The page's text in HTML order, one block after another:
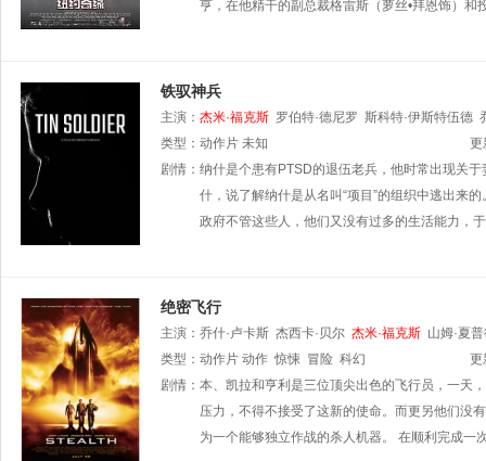
亨，在他精干的副总裁格雷斯（萝丝•拜恩饰）
铁驭神兵
主演： 杰米·福克斯 罗伯特·德尼罗 斯科特·伊斯特伍德
梅森 阿莱格拉·勒吉萨莫 森·塞姆斯
类型： 动作片 未知
更
剧情： 纳什是个患有PTSD的退伍老兵，他时常出现关
什，说了解纳什是从名叫“项目”的组织中逃出来
政府不管这些人，他们又没有过多的生活能力，
绝密飞行
主演： 乔什·卢卡斯 杰西卡·贝尔 杰米·福克斯 山姆·夏
类型： 动作片 动作 惊悚 冒险 科幻
更
剧情： 本、凯拉和亨利是三位顶尖出色的飞行员，一天
压力，不得不接受了这新的使命。而更另他们没
为一个能够独立作战的杀人机器。 在顺利完成